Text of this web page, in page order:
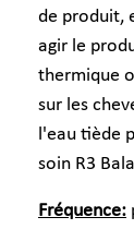
de produit,
agir le
thermique
sur les
l'eau tiède
soin R3
Fréquence: